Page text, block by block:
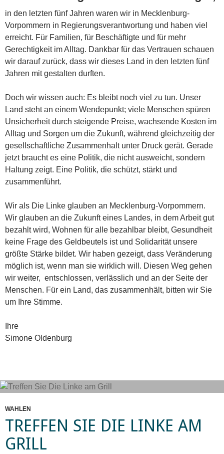
in den letzten fünf Jahren waren wir in Mecklenburg-
Vorpommern in Regierungsverantwortung und haben viel
erreicht. Für Familien, für Beschäftigte und für mehr
Gerechtigkeit im Alltag. Dankbar für das Vertrauen schauen
wir darauf zurück, dass wir dieses Land in den letzten fünf
Jahren mit gestalten durften.
Doch wir wissen auch: Es bleibt noch viel zu tun. Unser
Land steht an einem Wendepunkt; viele Menschen spüren
Unsicherheit durch steigende Preise, wachsende Kosten im
Alltag und Sorgen um die Zukunft, während gleichzeitig der
gesellschaftliche Zusammenhalt unter Druck gerät. Gerade
jetzt braucht es eine Politik, die nicht ausweicht, sondern
Haltung zeigt. Eine Politik, die schützt, stärkt und
zusammenführt.
Wir als Die Linke glauben an Mecklenburg-Vorpommern.
Wir glauben an die Zukunft eines Landes, in dem Arbeit gut
bezahlt wird, Wohnen für alle bezahlbar bleibt, Gesundheit
keine Frage des Geldbeutels ist und Solidarität unsere
größte Stärke bildet. Wir haben gezeigt, dass Veränderung
möglich ist, wenn man sie wirklich will. Diesen Weg gehen
wir weiter, entschlossen, verlässlich und an der Seite der
Menschen. Für ein Land, das zusammenhält, bitten wir Sie
um Ihre Stimme.
Ihre
Simone Oldenburg
WAHLEN
TREFFEN SIE DIE LINKE AM
GRILL